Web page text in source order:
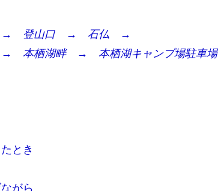
場 → 登山口 → 石仏 →
本栖湖畔 → 本栖湖キャンプ場駐車場
とき
がら